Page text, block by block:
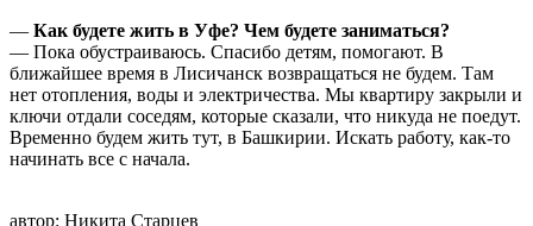
— Как будете жить в Уфе? Чем будете заниматься?
— Пока обустраиваюсь. Спасибо детям, помогают. В
ближайшее время в Лисичанск возвращаться не будем. Там
нет отопления, воды и электричества. Мы квартиру закрыли и
ключи отдали соседям, которые сказали, что никуда не поедут.
Временно будем жить тут, в Башкирии. Искать работу, как-то
начинать все с начала.
автор: Никита Старцев